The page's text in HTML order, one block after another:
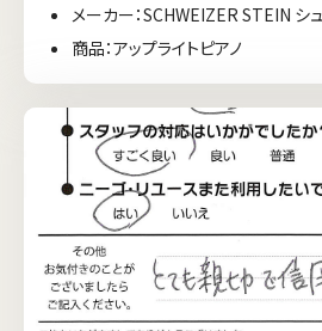
メーカー：SCHWEIZER STEIN シ
商品：アップライトピアノ